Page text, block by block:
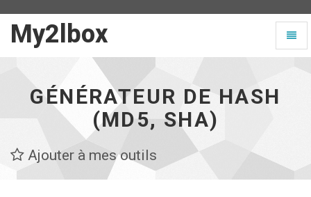
My2lboxMy2lbox
-
Page
GÉNÉRATEUR DE HASH
(MD5, SHA)
Ajouter à mes outils